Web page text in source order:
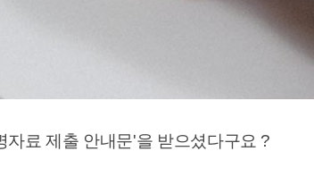
료 제출 안내문'을 받으셨다구요 ?